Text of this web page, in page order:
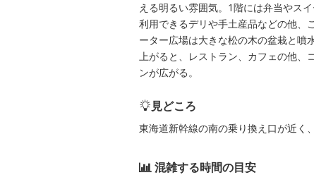
える明るい雰囲気。1階には弁当やス
利用できるデリや手土産品などの他、
ーター広場は大きな松の木の盆栽と噴
上がると、レストラン、カフェの他、
ンが広がる。
見どころ
東海道新幹線の南の乗り換え口が近く
混雑する時間の目安